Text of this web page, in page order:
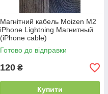
Магнітний кабель Moizen M2
iPhone Lightning Магнитный
(iPhone сable)
Готово до відправки
120 ₴
Купити